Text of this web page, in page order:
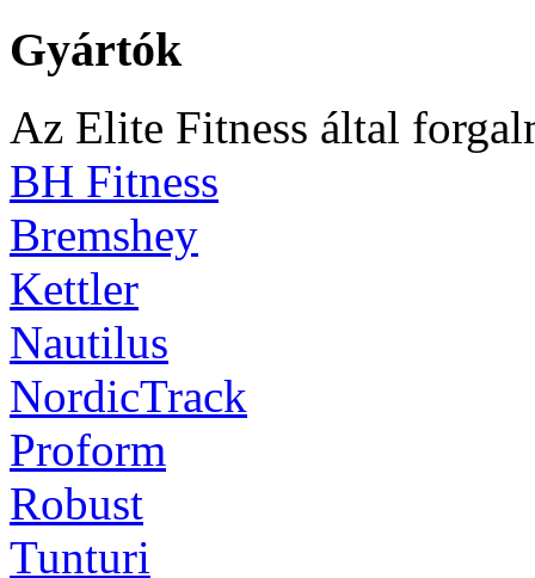
Gyártók
Az Elite Fitness által
BH Fitness
Bremshey
Kettler
Nautilus
NordicTrack
Proform
Robust
Tunturi